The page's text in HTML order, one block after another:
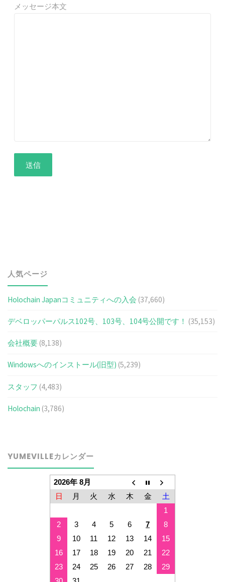
メッセージ本文
人気ページ
Holochain Japanコミュニティへの入会 (37,660)
デベロッパーパルス102号、103号、104号公開です！ (35,153)
会社概要 (8,138)
Windowsへのインストール(旧型) (5,239)
スタッフ (4,483)
Holochain (3,786)
YUMEVILLEカレンダー
2026年 8月
日
月 火 水 木 金
土
1
2
3 4 5 6 7
8
9
10 11 12 13 14
15
16
17 18 19 20 21
22
23
24 25 26 27 28
29